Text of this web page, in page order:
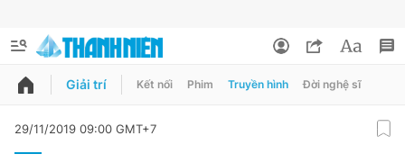
QUẢNG CÁO
Giải trí Kết nối Phim Truyền hình Đời nghệ sĩ
29/11/2019 09:00 GMT+7